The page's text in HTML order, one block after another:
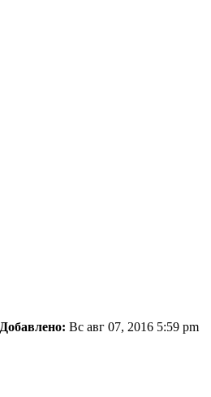
Добавлено: Вс авг 07, 2016 5:59 pm